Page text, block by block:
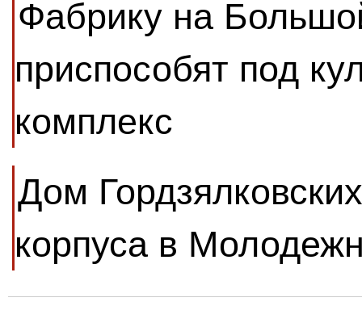
Фабрику на
приспособят под
комплекс
Дом
корпуса в